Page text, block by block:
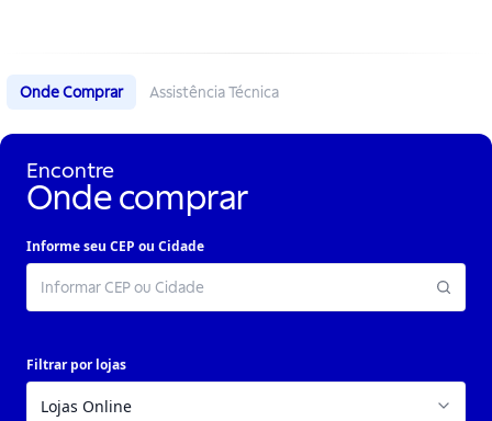
Onde Comprar Assistência Técnica
Encontre
Onde comprar
Informe seu CEP ou Cidade
Filtrar por lojas